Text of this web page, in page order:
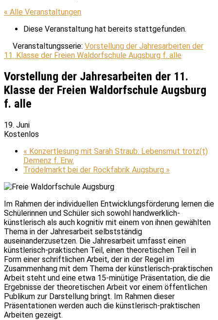
« Alle Veranstaltungen
Diese Veranstaltung hat bereits stattgefunden.
Veranstaltungsserie: Vorstellung der Jahresarbeiten der
11. Klasse der Freien Waldorfschule Augsburg f. alle
Vorstellung der Jahresarbeiten der 11.
Klasse der Freien Waldorfschule Augsburg
f. alle
19. Juni
Kostenlos
« Konzertlesung mit Sarah Straub: Lebensmut trotz(t)
Demenz f. Erw.
Trödelmarkt bei der Rockfabrik Augsburg »
Im Rahmen der individuellen Entwicklungsförderung lernen die
Schülerinnen und Schüler sich sowohl handwerklich-
künstlerisch als auch kognitiv mit einem von ihnen gewählten
Thema in der Jahresarbeit selbstständig
auseinanderzusetzen. Die Jahresarbeit umfasst einen
künstlerisch-praktischen Teil, einen theoretischen Teil in
Form einer schriftlichen Arbeit, der in der Regel im
Zusammenhang mit dem Thema der künstlerisch-praktischen
Arbeit steht und eine etwa 15-minütige Präsentation, die die
Ergebnisse der theoretischen Arbeit vor einem öffentlichen
Publikum zur Darstellung bringt. Im Rahmen dieser
Präsentationen werden auch die künstlerisch-praktischen
Arbeiten gezeigt.